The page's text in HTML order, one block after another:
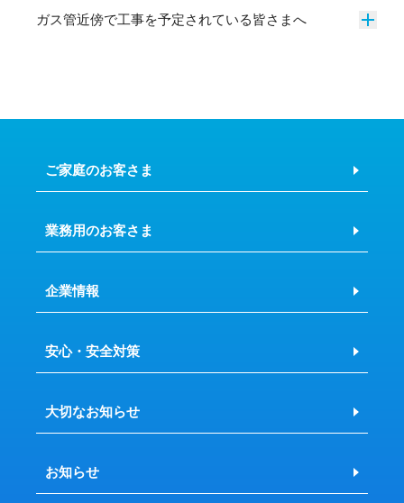
ガス管近傍で工事を予定されている皆さまへ
ご家庭のお客さま
業務用のお客さま
企業情報
安心・安全対策
大切なお知らせ
お知らせ